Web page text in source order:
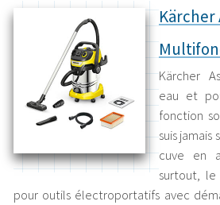
Kärcher
Kärcher
eau et
fonction
suis jamais
cuve en
surtout,
pour outils électroportatifs avec